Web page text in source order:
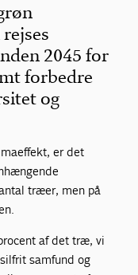
2045 for
forbedre
og
er det
træer, men på
af det træ, vi
samfund og